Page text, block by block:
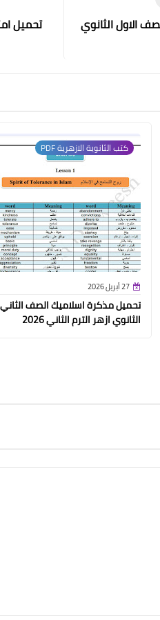
تحميل
الاول الثانوي
كتب الثانوية الازهرية PDF
27 أبريل 2026
تحميل مذكرة اسلاميك الصف الثاني
الثانوي ازهر الترم الثاني 2026